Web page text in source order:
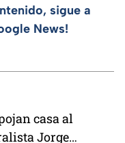
sigue a
News!
casa al
Jorge